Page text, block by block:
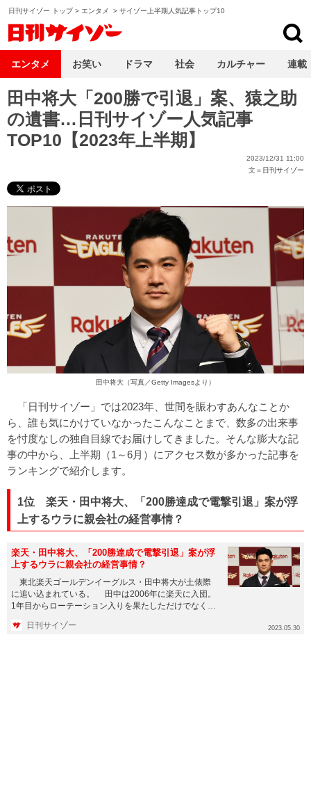
日刊サイゾー トップ> エンタメ > サイゾー上半期人気記事トップ10
田中将大「200勝で引退」案、猿之助
の遺書…日刊サイゾー人気記事
TOP10【2023年上半期】
2023/12/31 11:00
文＝ 日刊サイゾー
田中将大（写真／Getty Imagesより）
「日刊サイゾー」では2023年、世間を賑わすあんなことか
ら、誰も気にかけていなかったこんなことまで、数多の出来事
を忖度なしの独自目線でお届けしてきました。そんな膨大な記
事の中から、上半期（1～6月）にアクセス数が多かった記事を
ランキングで紹介します。
1位 楽天・田中将大、「200勝達成で電撃引退」案が浮
上するウラに親会社の経営事情？
楽天・田中将大、「200勝達成で電撃引退」案が浮
上するウラに親会社の経営事情？
東北楽天ゴールデンイーグルス・田中将大が土俵際
に追い込まれている。 田中は2006年に楽天に入団。
1年目からローテーション入りを果たしただけでなく、
日刊サイゾー 2023.05.30
エンタメ お笑い ドラマ 社会 カルチャー 連載